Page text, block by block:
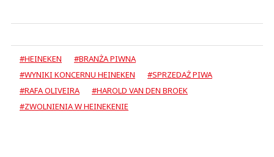
#HEINEKEN
#BRANŻA PIWNA
#WYNIKI KONCERNU HEINEKEN
#SPRZEDAŻ PIWA
#RAFA OLIVEIRA
#HAROLD VAN DEN BROEK
#ZWOLNIENIA W HEINEKENIE